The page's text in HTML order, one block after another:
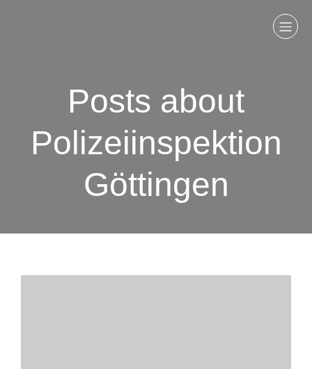
Posts about
Polizeiinspektion
Göttingen